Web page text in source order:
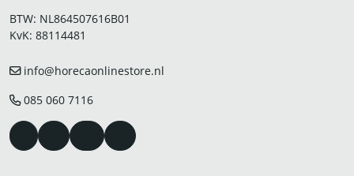
BTW: NL864507616B01
KvK: 88114481
info@horecaonlinestore.nl
085 060 7116